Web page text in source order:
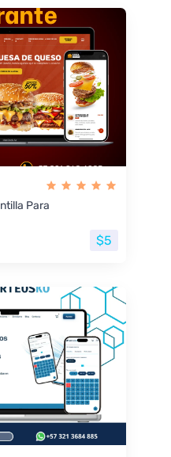
Para
$5